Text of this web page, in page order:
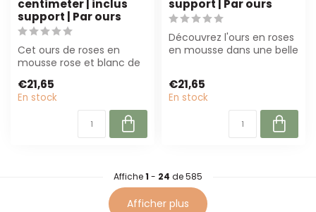
centimeter | inclus
support | Par ours
Cet ours de roses en
mousse rose et blanc de
une décora...
€21,65
En stock
support | Par ours
Découvrez l'ours en roses
en mousse dans une belle
€21,65
En stock
Affiche1 - 24 de 585
Afficher plus